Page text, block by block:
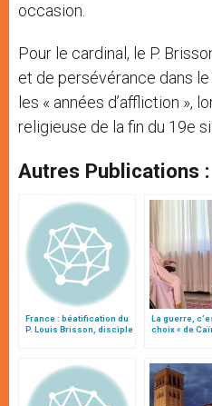
occasion.
Pour le cardinal, le P.
et de persévérance dans
les « années d’affliction »,
religieuse de la fin du 19e
Autres Publications :
France : béatification du
P. Louis Brisson, disciple
La guerre,
choix « de